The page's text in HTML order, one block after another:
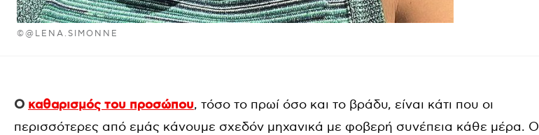
©@LENA.SIMONNE
Ο καθαρισμός του προσώπου, τόσο το πρωί όσο και το βράδυ, είναι κάτι που οι
περισσότερες από εμάς κάνουμε σχεδόν μηχανικά με φοβερή συνέπεια κάθε μέρα. Ο